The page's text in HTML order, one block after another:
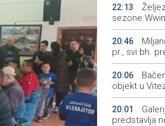
22:13
sezone
20:46
pr., svi bh.
20:06
objekt u
20:01
predstavlja